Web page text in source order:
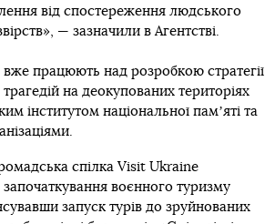
від спостереження людського
— зазначили в Агентстві.
працюють над розробкою стратегії
трагедій на деокупованих територіях
інститутом національної памʼяті та
спілка Visit Ukraine
воєнного туризму
запуск турів до зруйнованих